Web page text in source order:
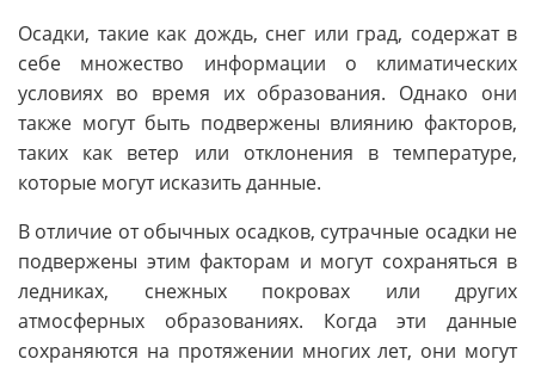
Осадки, такие как дождь, снег или град, содержат в
себе множество информации о климатических
условиях во время их образования. Однако они
также могут быть подвержены влиянию факторов,
таких как ветер или отклонения в температуре,
которые могут исказить данные.
В отличие от обычных осадков, сутрачные осадки не
подвержены этим факторам и могут сохраняться в
ледниках, снежных покровах или других
атмосферных образованиях. Когда эти данные
сохраняются на протяжении многих лет, они могут